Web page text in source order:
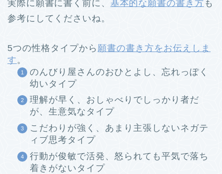
実際に願書に書く前に、 基本的な願書の書き方 も
参考にしてくださいね。
5つの性格タイプから 願書の書き方をお伝えしま
す 。
のんびり屋さんのおひとよし、忘れっぽく
幼いタイプ
理解が早く、おしゃべりでしっかり者だ
が、生意気なタイプ
こだわりが強く、あまり主張しないネガテ
ィブ思考タイプ
行動が俊敏で活発、怒られても平気で落ち
着きがないタイプ